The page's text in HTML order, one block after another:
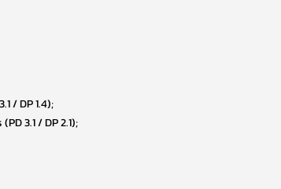
/ DP 1.4);
3.1 / DP 2.1);